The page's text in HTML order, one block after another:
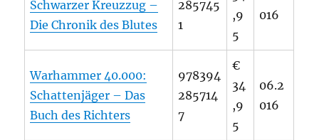
Schwarzer Kreuzzug –
Die Chronik des Blutes
285745
1
,9
5
016
Warhammer 40.000:
Schattenjäger – Das
Buch des Richters
978394
285714
7
€
34
,9
5
06.2
016